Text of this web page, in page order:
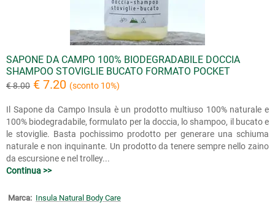
SAPONE DA CAMPO 100% BIODEGRADABILE DOCCIA
SHAMPOO STOVIGLIE BUCATO FORMATO POCKET
€ 8.00 € 7.20 (sconto 10%)
Il Sapone da Campo Insula è un prodotto multiuso 100% naturale e
100% biodegradabile, formulato per la doccia, lo shampoo, il bucato e
le stoviglie. Basta pochissimo prodotto per generare una schiuma
naturale e non inquinante. Un prodotto da tenere sempre nello zaino
da escursione e nel trolley...
Continua >>
Marca: Insula Natural Body Care